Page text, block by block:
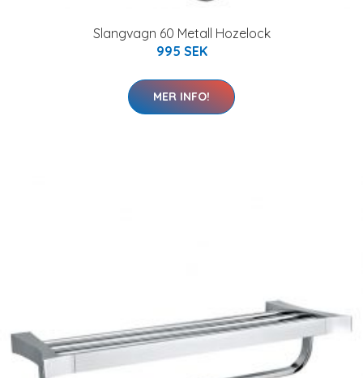
Slangvagn 60 Metall Hozelock
995 SEK
MER INFO!